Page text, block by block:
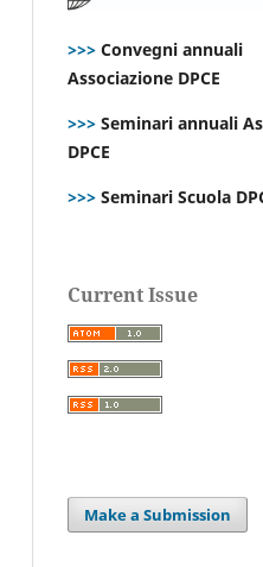
>>> Convegni annuali
Associazione DPCE
>>> Seminari annuali
DPCE
>>> Seminari Scuola
Current Issue
Make a Submission